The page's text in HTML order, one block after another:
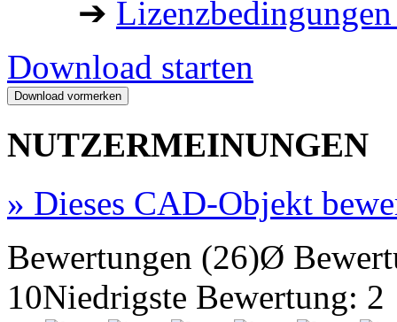
➔
Download starten
NUTZERMEINUNGEN
» Dieses CAD-Objekt
Bewertungen (26)Ø
10Niedrigste Bewertung: 2